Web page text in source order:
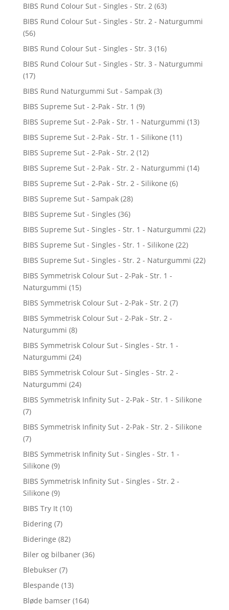
BIBS Rund Colour Sut - Singles - Str. 2 (63)
BIBS Rund Colour Sut - Singles - Str. 2 - Naturgummi
(56)
BIBS Rund Colour Sut - Singles - Str. 3 (16)
BIBS Rund Colour Sut - Singles - Str. 3 - Naturgummi
(17)
BIBS Rund Naturgummi Sut - Sampak (3)
BIBS Supreme Sut - 2-Pak - Str. 1 (9)
BIBS Supreme Sut - 2-Pak - Str. 1 - Naturgummi (13)
BIBS Supreme Sut - 2-Pak - Str. 1 - Silikone (11)
BIBS Supreme Sut - 2-Pak - Str. 2 (12)
BIBS Supreme Sut - 2-Pak - Str. 2 - Naturgummi (14)
BIBS Supreme Sut - 2-Pak - Str. 2 - Silikone (6)
BIBS Supreme Sut - Sampak (28)
BIBS Supreme Sut - Singles (36)
BIBS Supreme Sut - Singles - Str. 1 - Naturgummi (22)
BIBS Supreme Sut - Singles - Str. 1 - Silikone (22)
BIBS Supreme Sut - Singles - Str. 2 - Naturgummi (22)
BIBS Symmetrisk Colour Sut - 2-Pak - Str. 1 -
Naturgummi (15)
BIBS Symmetrisk Colour Sut - 2-Pak - Str. 2 (7)
BIBS Symmetrisk Colour Sut - 2-Pak - Str. 2 -
Naturgummi (8)
BIBS Symmetrisk Colour Sut - Singles - Str. 1 -
Naturgummi (24)
BIBS Symmetrisk Colour Sut - Singles - Str. 2 -
Naturgummi (24)
BIBS Symmetrisk Infinity Sut - 2-Pak - Str. 1 - Silikone
(7)
BIBS Symmetrisk Infinity Sut - 2-Pak - Str. 2 - Silikone
(7)
BIBS Symmetrisk Infinity Sut - Singles - Str. 1 -
Silikone (9)
BIBS Symmetrisk Infinity Sut - Singles - Str. 2 -
Silikone (9)
BIBS Try It (10)
Bidering (7)
Bideringe (82)
Biler og bilbaner (36)
Blebukser (7)
Blespande (13)
Bløde bamser (164)